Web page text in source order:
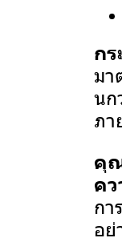
ก
มา
นก
ภา
คุ
ค
กา
อย่